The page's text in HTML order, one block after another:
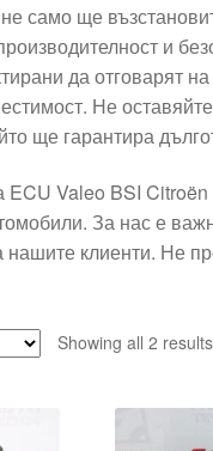
само ще
и
да отговарят
Не
ще гарантира
ECU Valeo BSI
За нас е
нашите клиенти. Не
Showing all 2 results